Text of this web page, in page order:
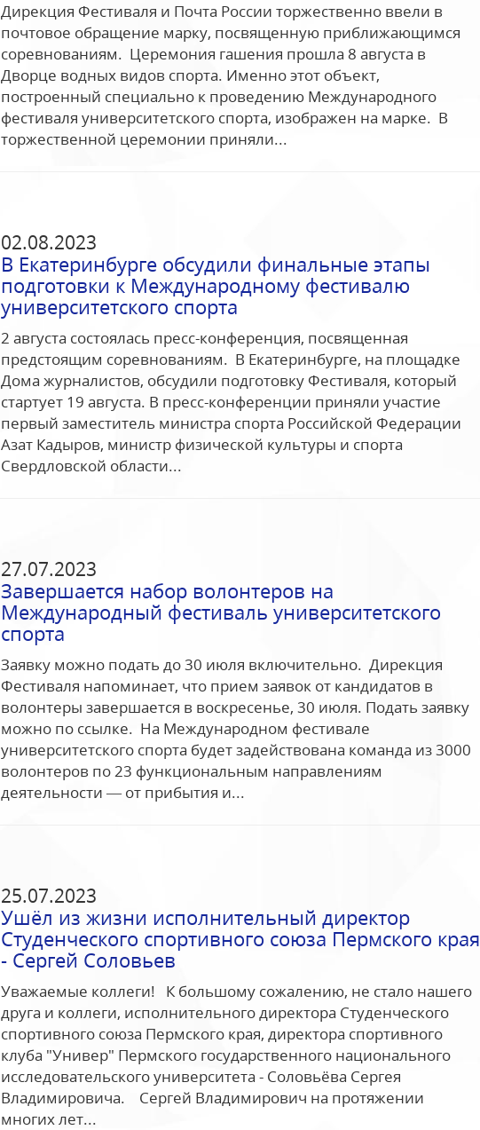
Дирекция Фестиваля и Почта России торжественно ввели в
почтовое обращение марку, посвященную приближающимся
соревнованиям. Церемония гашения прошла 8 августа в
Дворце водных видов спорта. Именно этот объект,
построенный специально к проведению Международного
фестиваля университетского спорта, изображен на марке. В
торжественной церемонии приняли...
02.08.2023
В Екатеринбурге обсудили финальные этапы
подготовки к Международному фестивалю
университетского спорта
2 августа состоялась пресс-конференция, посвященная
предстоящим соревнованиям. В Екатеринбурге, на площадке
Дома журналистов, обсудили подготовку Фестиваля, который
стартует 19 августа. В пресс-конференции приняли участие
первый заместитель министра спорта Российской Федерации
Азат Кадыров, министр физической культуры и спорта
Свердловской области...
27.07.2023
Завершается набор волонтеров на
Международный фестиваль университетского
спорта
Заявку можно подать до 30 июля включительно. Дирекция
Фестиваля напоминает, что прием заявок от кандидатов в
волонтеры завершается в воскресенье, 30 июля. Подать заявку
можно по ссылке. На Международном фестивале
университетского спорта будет задействована команда из 3000
волонтеров по 23 функциональным направлениям
деятельности — от прибытия и...
25.07.2023
Ушёл из жизни исполнительный директор
Студенческого спортивного союза Пермского края
- Сергей Соловьев
Уважаемые коллеги! К большому сожалению, не стало нашего
друга и коллеги, исполнительного директора Студенческого
спортивного союза Пермского края, директора спортивного
клуба "Универ" Пермского государственного национального
исследовательского университета - Соловьёва Сергея
Владимировича. Сергей Владимирович на протяжении
многих лет...